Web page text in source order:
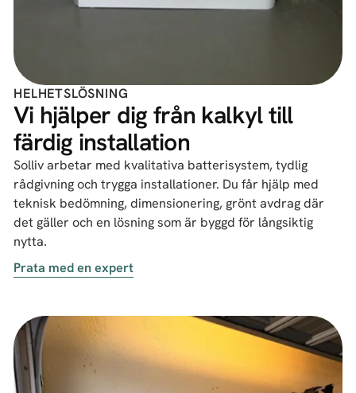
HELHETSLÖSNING
Vi hjälper dig från kalkyl till
färdig installation
Solliv arbetar med kvalitativa batterisystem, tydlig
rådgivning och trygga installationer. Du får hjälp med
teknisk bedömning, dimensionering, grönt avdrag där
det gäller och en lösning som är byggd för långsiktig
nytta.
Prata med en expert